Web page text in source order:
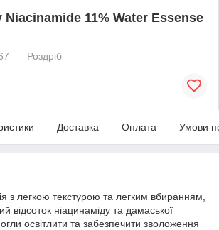
Niacinamide 11% Water Essense
Роздріб
Доставка Оплата Умови
з легкою текстурою та легким вбиранням,
відсоток ніацинаміду та дамаської
освітлити та забезпечити зволоження